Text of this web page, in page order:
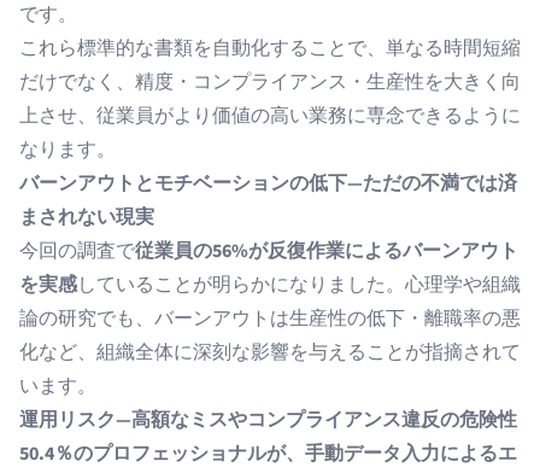
です。
これら標準的な書類を自動化することで、単なる時間短縮
だけでなく、精度・コンプライアンス・生産性を大きく向
上させ、従業員がより価値の高い業務に専念できるように
なります。
バーンアウトとモチベーションの低下—ただの不満では済
まされない現実
今回の調査で従業員の56%が反復作業によるバーンアウト
を実感していることが明らかになりました。心理学や組織
論の研究でも、バーンアウトは生産性の低下・離職率の悪
化など、組織全体に深刻な影響を与えることが指摘されて
います。
運用リスク—高額なミスやコンプライアンス違反の危険性
50.4％のプロフェッショナルが、手動データ入力によるエ